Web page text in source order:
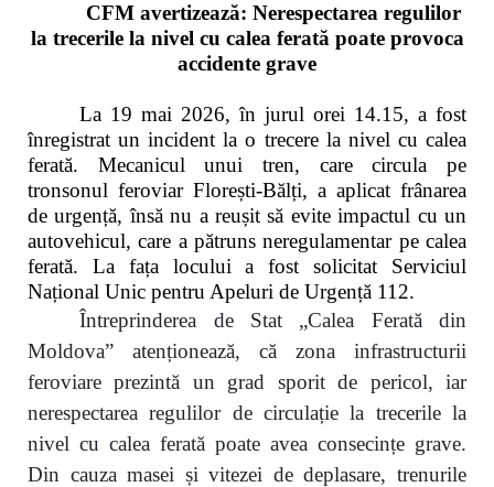
CFM avertizează: Nerespectarea regulilor
la trecerile la nivel cu calea ferată poate provoca
accidente grave
La 19 mai 2026, în jurul orei 14.15, a fost
înregistrat un incident la o trecere la nivel cu calea
ferată. Mecanicul unui tren, care circula pe
tronsonul feroviar Florești-Bălți, a aplicat frânarea
de urgență, însă nu a reușit să evite impactul cu un
autovehicul, care a pătruns neregulamentar pe calea
ferată. La fața locului a fost solicitat Serviciul
Național Unic pentru Apeluri de Urgență 112.
Întreprinderea de Stat „Calea Ferată din
Moldova” atenționează, că zona infrastructurii
feroviare prezintă un grad sporit de pericol, iar
nerespectarea regulilor de circulație la trecerile la
nivel cu calea ferată poate avea consecințe grave.
Din cauza masei și vitezei de deplasare, trenurile